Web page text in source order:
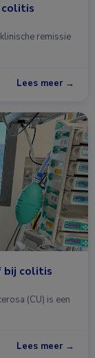
colitis
remissie
Lees meer →
bij colitis
(CU) is een
Lees meer →